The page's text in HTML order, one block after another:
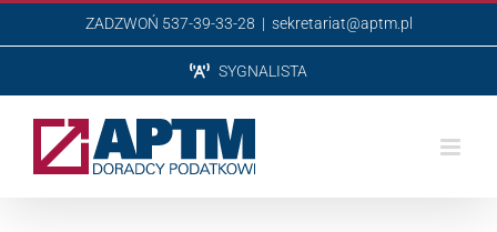
do
ZADZWOŃ 537-39-33-28 | sekretariat@aptm.pl
SYGNALISTA